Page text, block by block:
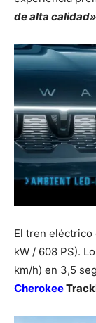
de alta
El tren eléctrico
kW / 608 PS).
km/h) en 3,5
Cherokee